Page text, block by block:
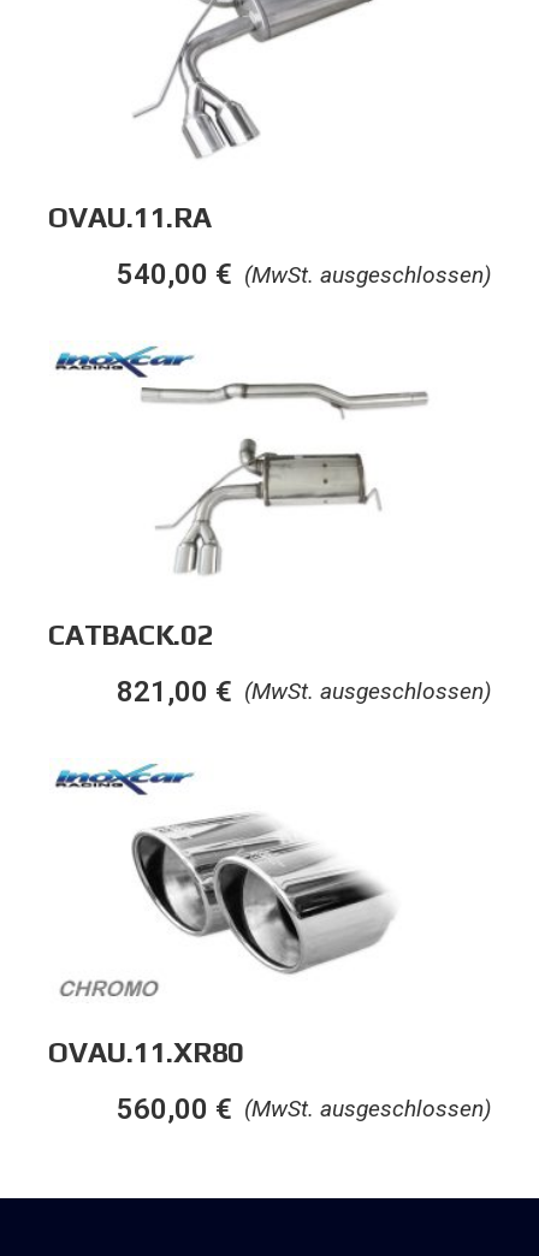
OVAU.11.RA
(MwSt. ausgeschlossen)
540,00 €
CATBACK.02
(MwSt. ausgeschlossen)
821,00 €
OVAU.11.XR80
(MwSt. ausgeschlossen)
560,00 €